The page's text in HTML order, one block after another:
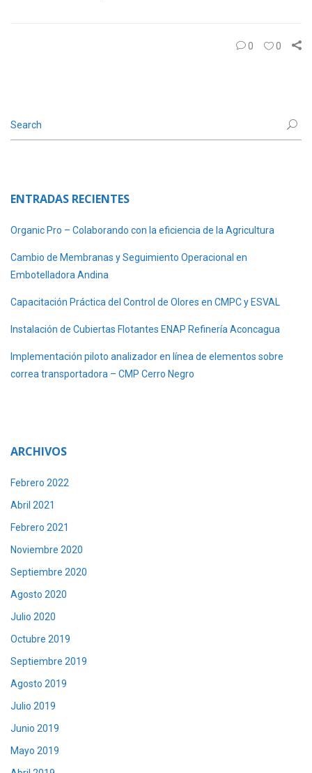
0 0
ENTRADAS RECIENTES
Organic Pro – Colaborando con la eficiencia de la Agricultura
Cambio de Membranas y Seguimiento Operacional en
Embotelladora Andina
Capacitación Práctica del Control de Olores en CMPC y ESVAL
Instalación de Cubiertas Flotantes ENAP Refinería Aconcagua
Implementación piloto analizador en línea de elementos sobre
correa transportadora – CMP Cerro Negro
ARCHIVOS
Febrero 2022
Abril 2021
Febrero 2021
Noviembre 2020
Septiembre 2020
Agosto 2020
Julio 2020
Octubre 2019
Septiembre 2019
Agosto 2019
Julio 2019
Junio 2019
Mayo 2019